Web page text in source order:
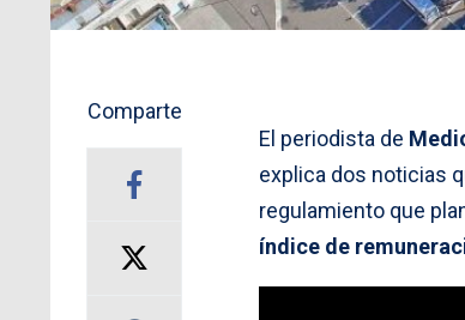
Comparte
El periodista de
explica dos noticias
regulamiento que
índice de